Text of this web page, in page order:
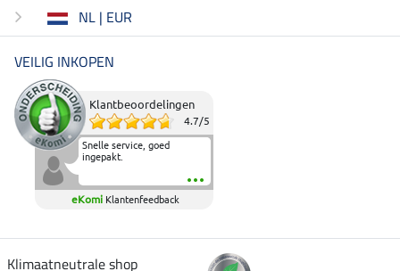
NL | EUR
VEILIG INKOPEN
Klantbeoordelingen
4.7/5
Snelle service, goed
ingepakt.
eKomi Klantenfeedback
Klimaatneutrale shop